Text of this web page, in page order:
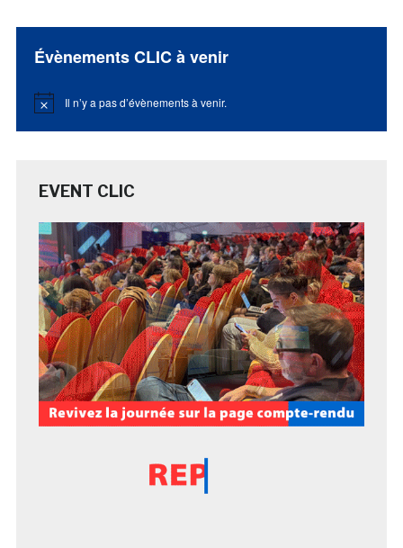
Évènements CLIC à venir
Notice Il n’y a pas d’évènements à venir.
EVENT CLIC